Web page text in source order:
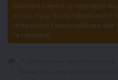
Шановні клієнти та партнери!
до нас, будь ласка, оформляйте
зв'яжемося з вами найближчим
та терпіння!